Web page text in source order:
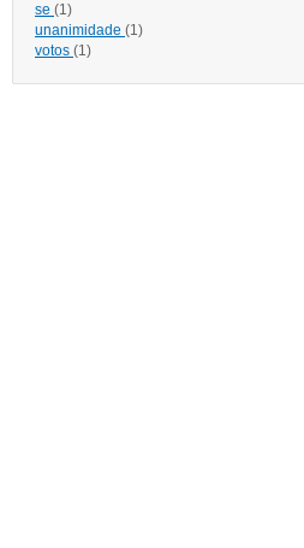
se (1)
unanimidade (1)
votos (1)